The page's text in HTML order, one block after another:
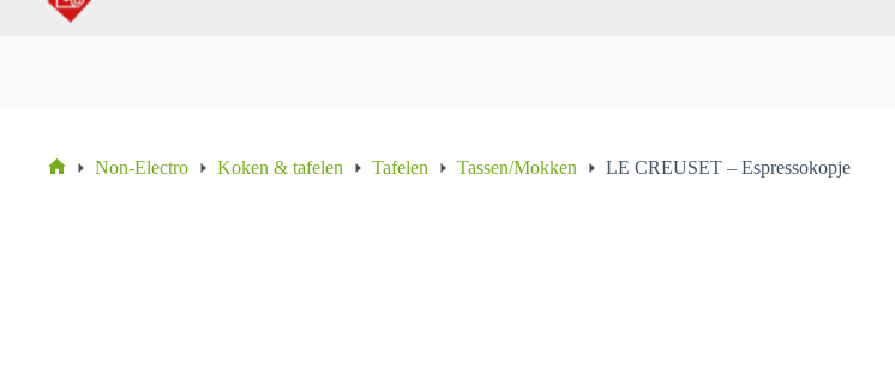
Non-Electro Koken & tafelen Tafelen Tassen/Mokken LE CREUSET – Espressokopje